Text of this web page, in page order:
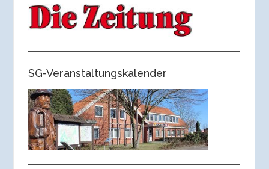
SG-Veranstaltungskalender